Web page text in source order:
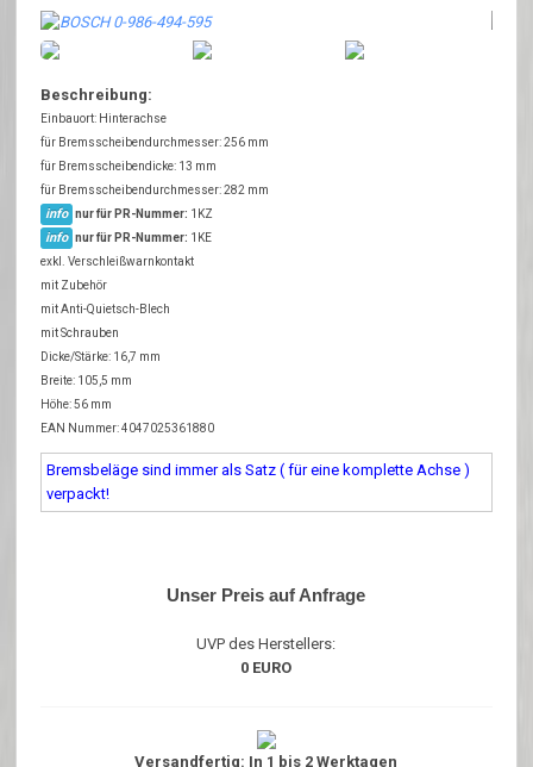
Beschreibung:
Einbauort: Hinterachse
für Bremsscheibendurchmesser: 256 mm
für Bremsscheibendicke: 13 mm
für Bremsscheibendurchmesser: 282 mm
info nur für PR-Nummer: 1KZ
info nur für PR-Nummer: 1KE
exkl. Verschleißwarnkontakt
mit Zubehör
mit Anti-Quietsch-Blech
mit Schrauben
Dicke/Stärke: 16,7 mm
Breite: 105,5 mm
Höhe: 56 mm
EAN Nummer: 4047025361880
Bremsbeläge sind immer als Satz ( für eine komplette Achse )
verpackt!
Unser Preis auf Anfrage
UVP des Herstellers:
0 EURO
Versandfertig: In 1 bis 2 Werktagen